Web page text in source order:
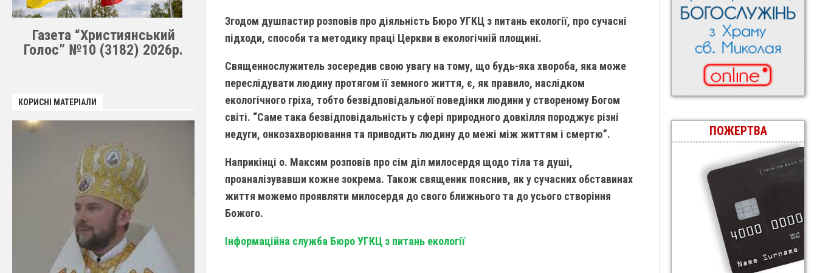
Згодом душпастир розповів про діяльність Бюро УГКЦ з питань екології, про сучасні
підходи, способи та методику праці Церкви в екологічній площині.
Священнослужитель зосередив свою увагу на тому, що будь-яка хвороба, яка може
переслідувати людину протягом її земного життя, є, як правило, наслідком
екологічного гріха, тобто безвідповідальної поведінки людини у створеному Богом
світі. “Саме така безвідповідальність у сфері природного довкілля породжує різні
недуги, онкозахворювання та приводить людину до межі між життям і смертю”.
Наприкінці о. Максим розповів про сім діл милосердя щодо тіла та душі,
проаналізувавши кожне зокрема. Також священик пояснив, як у сучасних обставинах
життя можемо проявляти милосердя до свого ближнього та до усього створіння
Божого.
Інформаційна служба Бюро УГКЦ з питань екології
Газета “Християнський
Голос” №10 (3182) 2026р.
КОРИСНІ МАТЕРІАЛИ
ПОЖЕРТВА